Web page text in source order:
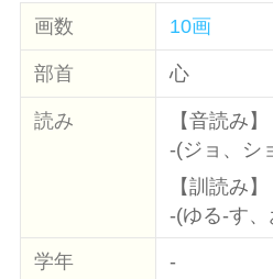
画数 10画
部首 心
読み
【音読み】
-(ジョ、シ
【訓読み】
-(ゆる-す
学年 -